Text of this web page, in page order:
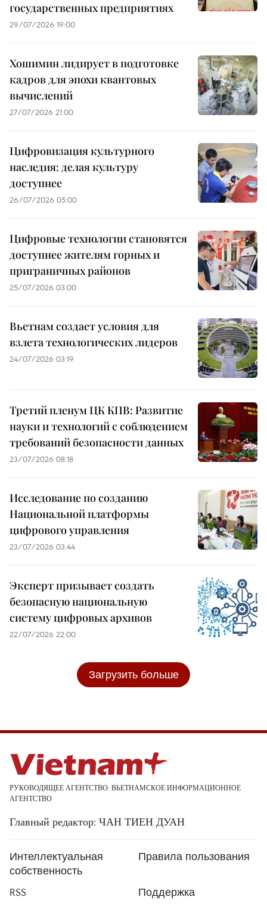
государственных предприятиях
29/07/2026 19:00
Хошимин лидирует в подготовке
кадров для эпохи квантовых
вычислений
27/07/2026 21:00
Цифровизация культурного
наследия: делая культуру
доступнее
26/07/2026 05:00
Цифровые технологии становятся
доступнее жителям горных и
приграничных районов
25/07/2026 03:00
Вьетнам создает условия для
взлета технологических лидеров
24/07/2026 03:19
Третий пленум ЦК КПВ: Развитие
науки и технологий с соблюдением
требований безопасности данных
23/07/2026 08:18
Исследование по созданию
Национальной платформы
цифрового управления
23/07/2026 03:44
Эксперт призывает создать
безопасную национальную
систему цифровых архивов
22/07/2026 22:00
Загрузить больше
РУКОВОДЯЩЕЕ АГЕНТСТВО: ВЬЕТНАМСКОЕ ИНФОРМАЦИОННОЕ
АГЕНТСТВО
Главный редактор: ЧАН ТИЕН ДУАН
Интеллектуальная
собственность
Правила пользования
RSS Поддержка